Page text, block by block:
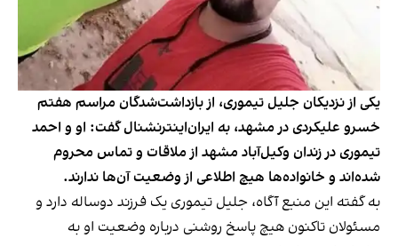
یکی از نزدیکان جلیل تیموری، از بازداشت‌شدگان مراسم هفتم
خسرو علیکردی در مشهد، به ایران‌اینترنشنال گفت: او و احمد
تیموری در زندان وکیل‌آباد مشهد از ملاقات و تماس محروم
شده‌اند و خانواده‌ها هیچ اطلاعی از وضعیت آن‌ها ندارند.
به گفته این منبع آگاه، جلیل تیموری یک فرزند دوساله دارد و
مسئولان تاکنون هیچ پاسخ روشنی درباره وضعیت او به